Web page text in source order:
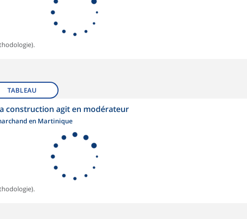
TABLEAU
construction agit en modérateur
en Martinique